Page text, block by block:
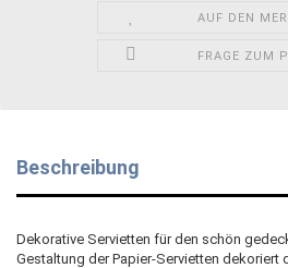
AUF DEN
FRAGE ZUM
Beschreibung
Dekorative Servietten für den schön
Gestaltung der Papier-Servietten dekoriert